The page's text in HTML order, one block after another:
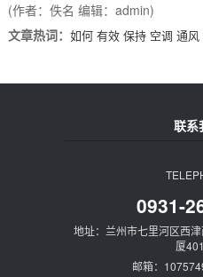
(作者：佚名 编辑：admin)
文章热词： 如何 有效 保持 空调 通风
联系
0931-
地址：兰州市七里河区西
厦
邮箱：